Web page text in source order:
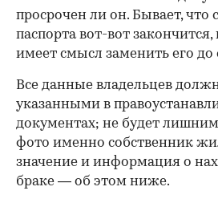
просрочен ли он. Бывает, что
паспорта вот-вот закончится,
имеет смысл заменить его до
Все данные владельцев
указанными в
документах; не будет лишним
фото именно собственник
значение и информация о
браке — об этом ниже.